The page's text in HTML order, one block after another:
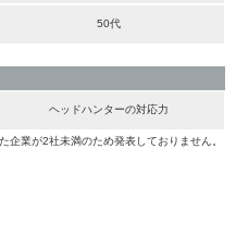
50代
ヘッドハンターの対応力
業が2社未満のため発表しておりません。